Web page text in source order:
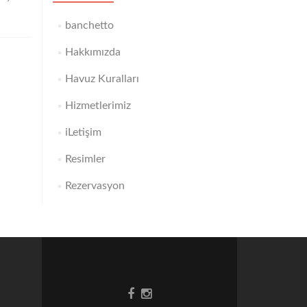
banchetto
Hakkımızda
Havuz Kuralları
Hizmetlerimiz
iLetişim
Resimler
Rezervasyon
Go
Go